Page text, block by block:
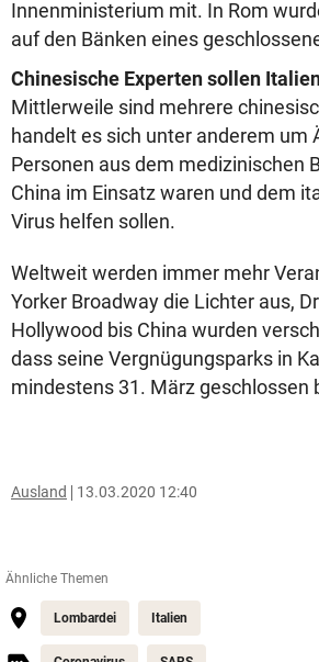
Innenministerium mit. In Rom
auf den Bänken eines
Chinesische Experten sollen
Mittlerweile sind mehrere
handelt es sich unter anderem um
Personen aus dem medizinischen
China im Einsatz waren und dem
Virus helfen sollen.
Weltweit werden immer mehr
Yorker Broadway die Lichter aus,
Hollywood bis China wurden
dass seine Vergnügungsparks in
mindestens 31. März geschlossen
Ausland 13.03.2020 12:40
Ähnliche Themen
Lombardei Italien